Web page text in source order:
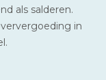
als salderen.
in